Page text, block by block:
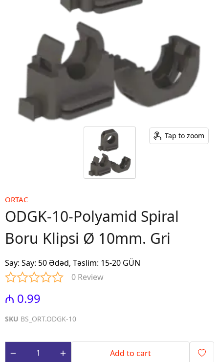
Tap to zoom
ORTAC
ODGK-10-Polyamid Spiral
Boru Klipsi Ø 10mm. Gri
Say: Say: 50 Ədəd, Təslim: 15-20 GÜN
0 Review
₼ 0.99
SKU BS_ORT.ODGK-10
Add to cart